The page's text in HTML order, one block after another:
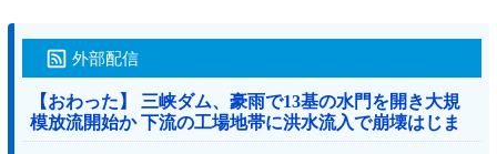
外部配信
【おわった】 三峡ダム、豪雨で13基の水門を開き大規
模放流開始か 下流の工場地帯に洪水流入で崩壊はじま
る